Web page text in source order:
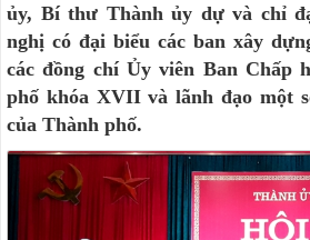
ủy, Bí thư Thành ủy dự và chỉ
nghị có đại biểu các ban xây
các đồng chí Ủy viên Ban Chấp
phố khóa XVII và lãnh đạo một
của Thành phố.